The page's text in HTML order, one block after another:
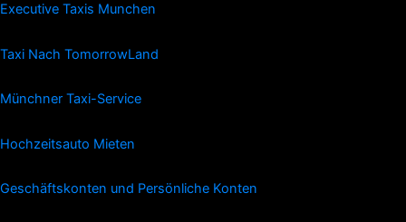
Executive Taxis Munchen
Taxi Nach TomorrowLand
Münchner Taxi-Service
Hochzeitsauto Mieten
Geschäftskonten und Persönliche Konten